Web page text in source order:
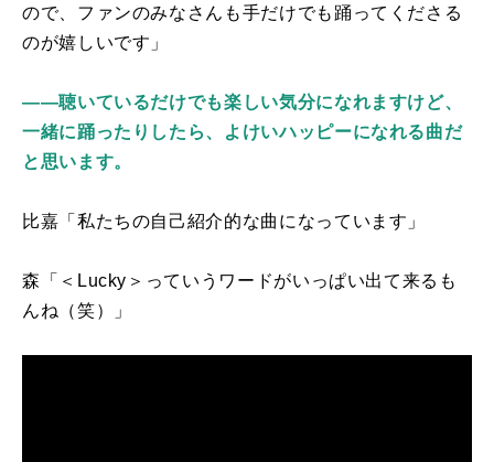
ので、ファンのみなさんも手だけでも踊ってくださる
のが嬉しいです」
――聴いているだけでも楽しい気分になれますけど、
一緒に踊ったりしたら、よけいハッピーになれる曲だ
と思います。
比嘉「私たちの自己紹介的な曲になっています」
森「＜ Lucky ＞っていうワードがいっぱい出て来るも
んね（笑）」